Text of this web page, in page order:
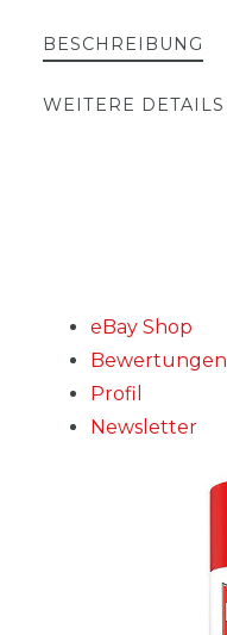
BESCHREIBUNG
WEITERE DETAILS
eBay Shop
Bewertungen
Profil
Newsletter